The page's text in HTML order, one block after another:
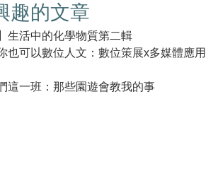
趣的文章
生活中的化學物質第二輯
也可以數位人文：數位策展x多媒體應用
這一班：那些園遊會教我的事